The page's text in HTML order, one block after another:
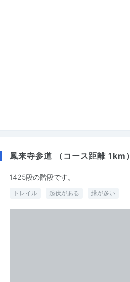
鳳来寺参道 （コース距離 1km）
1425段の階段です。
トレイル 起伏がある 緑が多い